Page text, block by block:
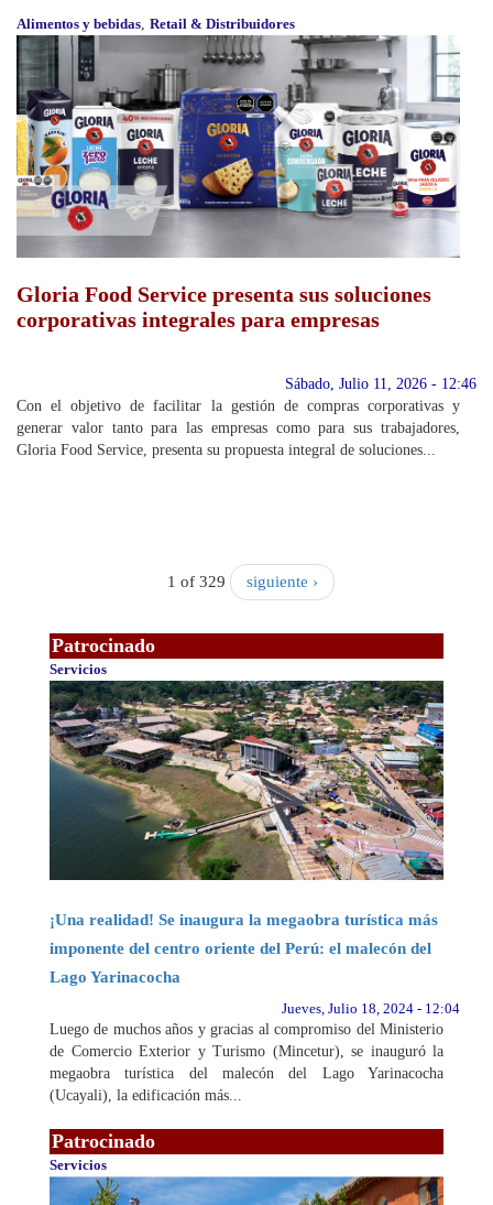
Alimentos y bebidas, Retail & Distribuidores
Gloria Food Service presenta sus soluciones
corporativas integrales para empresas
Sábado, Julio 11, 2026 - 12:46
Con el objetivo de facilitar la gestión de compras corporativas y
generar valor tanto para las empresas como para sus trabajadores,
Gloria Food Service, presenta su propuesta integral de soluciones...
1 of 329 siguiente ›
Patrocinado
Servicios
¡Una realidad! Se inaugura la megaobra turística más
imponente del centro oriente del Perú: el malecón del
Lago Yarinacocha
Jueves, Julio 18, 2024 - 12:04
Luego de muchos años y gracias al compromiso del Ministerio
de Comercio Exterior y Turismo (Mincetur), se inauguró la
megaobra turística del malecón del Lago Yarinacocha
(Ucayali), la edificación más...
Patrocinado
Servicios